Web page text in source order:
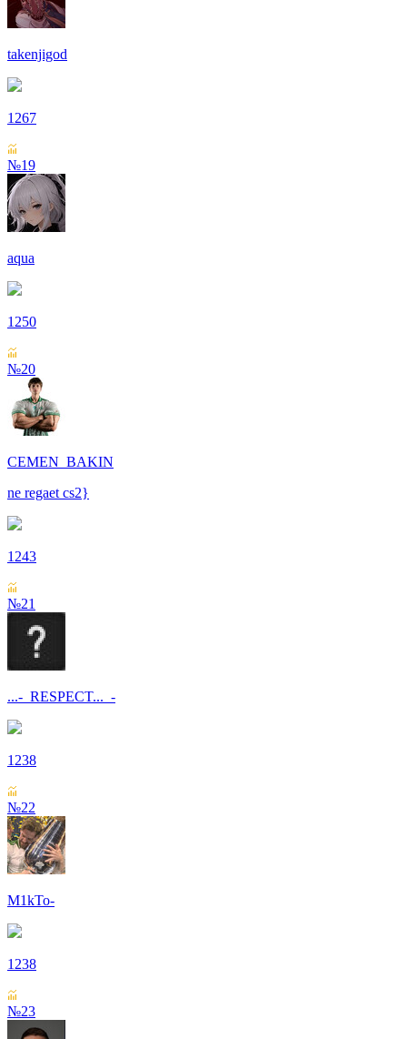
takenjigod
1267
№19
aqua
1250
№20
CEMEN_BAKIN
ne regaet cs2}
1243
№21
...-_RESPECT..._-
1238
№22
M1kTo-
1238
№23